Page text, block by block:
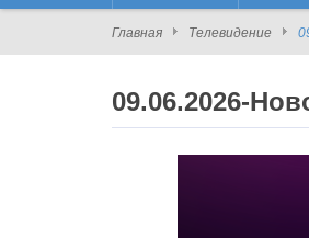
Главная Телевидение
09.06.2026-